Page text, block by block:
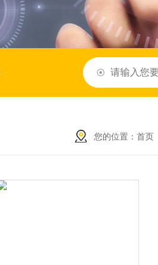
您的位置： 首页